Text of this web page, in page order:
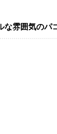
な雰囲気のパ